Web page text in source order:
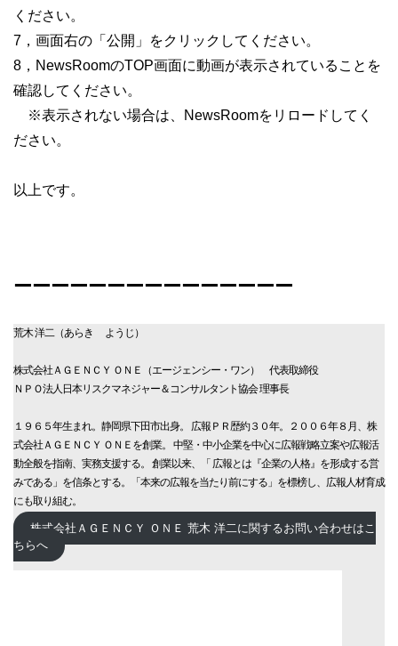
ください。
7，画面右の「公開」をクリックしてください。
8，NewsRoomのTOP画面に動画が表示されていることを
確認してください。
※表示されない場合は、NewsRoomをリロードしてく
ださい。
以上です。
ーーーーーーーーーーーーーーー
荒木 洋二（あらき ようじ）
株式会社ＡＧＥＮＣＹ ＯＮＥ（エージェンシー・ワン） 代表取締役
ＮＰＯ法人日本リスクマネジャー＆コンサルタント協会 理事長
１９６５年生まれ。静岡県下田市出身。 広報ＰＲ歴約３０年。２００６年８月、株
式会社ＡＧＥＮＣＹ ＯＮＥを創業。 中堅・中小企業を中心に広報戦略立案や広報活
動全般を指南、実務支援する。 創業以来、「 広報とは『企業の人格』を形成する営
みである」を信条とする。「本来の広報を当たり前にする」を標榜し、広報人材育成
にも取り組む。
株式会社ＡＧＥＮＣＹ ＯＮＥ 荒木 洋二に関するお問い合わせはこ
ちらへ